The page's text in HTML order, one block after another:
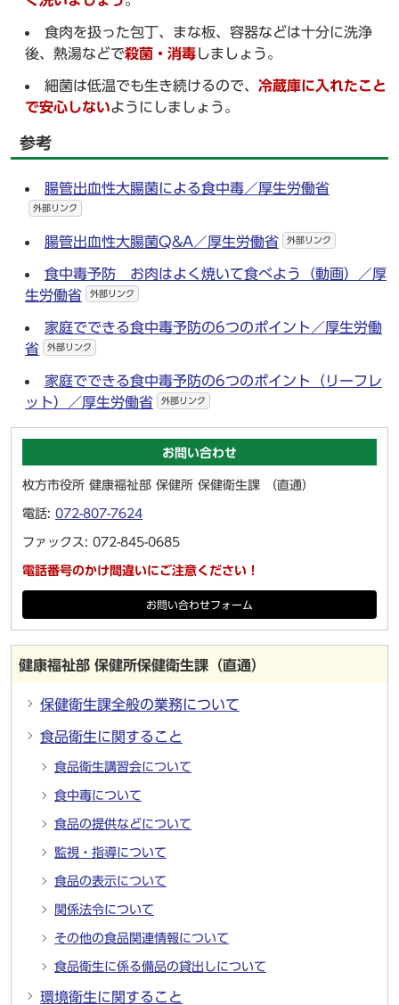
食肉を扱った包丁、まな板、容器などは十分に洗浄
後、熱湯などで殺菌・消毒しましょう。
細菌は低温でも生き続けるので、 冷蔵庫に入れたこと
で安心しないようにしましょう。
参考
腸管出血性大腸菌による食中毒／厚生労働省
外部リンク
腸管出血性大腸菌Q&A／厚生労働省 外部リンク
食中毒予防 お肉はよく焼いて食べよう（動画）／厚
生労働省
外部リンク
家庭でできる食中毒予防の6つのポイント／厚生労働
省
外部リンク
家庭でできる食中毒予防の6つのポイント（リーフレ
ット）／厚生労働省
外部リンク
お問い合わせ
枚方市役所 健康福祉部 保健所 保健衛生課 （直通）
電話: 072-807-7624
ファックス: 072-845-0685
電話番号のかけ間違いにご注意ください！
お問い合わせフォーム
健康福祉部 保健所保健衛生課（直通）
保健衛生課全般の業務について
食品衛生に関すること
食品衛生講習会について
食中毒について
食品の提供などについて
監視・指導について
食品の表示について
関係法令について
その他の食品関連情報について
食品衛生に係る備品の貸出しについて
環境衛生に関すること